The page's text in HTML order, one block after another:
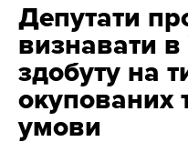
Депутати
визнавати в
здобуту на
окупованих
умови